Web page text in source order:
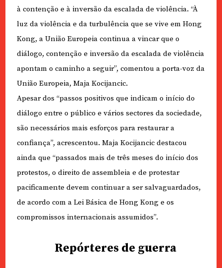
à contenção e à inversão da escalada de violência. “À
luz da violência e da turbulência que se vive em Hong
Kong, a União Europeia continua a vincar que o
diálogo, contenção e inversão da escalada de violência
apontam o caminho a seguir”, comentou a porta-voz da
União Europeia, Maja Kocijancic.
Apesar dos “passos positivos que indicam o início do
diálogo entre o público e vários sectores da sociedade,
são necessários mais esforços para restaurar a
confiança”, acrescentou. Maja Kocijancic destacou
ainda que “passados mais de três meses do início dos
protestos, o direito de assembleia e de protestar
pacificamente devem continuar a ser salvaguardados,
de acordo com a Lei Básica de Hong Kong e os
compromissos internacionais assumidos”.
Repórteres de guerra